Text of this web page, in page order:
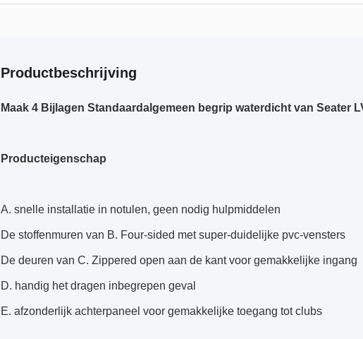
Productbeschrijving
Maak 4 Bijlagen Standaardalgemeen begrip waterdicht van Seater
Producteigenschap
A. snelle installatie in notulen, geen nodig hulpmiddelen
De stoffenmuren van B. Four-sided met super-duidelijke pvc-vensters
De deuren van C. Zippered open aan de kant voor gemakkelijke ingang
D. handig het dragen inbegrepen geval
E. afzonderlijk achterpaneel voor gemakkelijke toegang tot clubs